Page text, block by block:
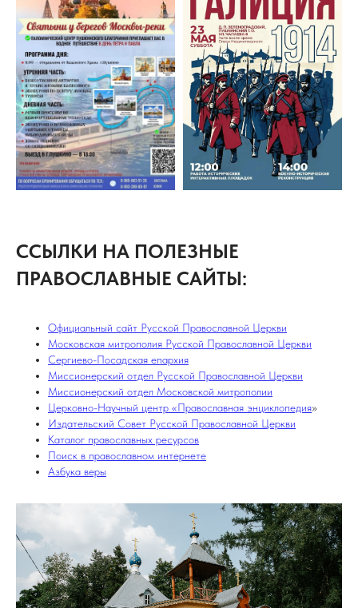
ССЫЛКИ НА ПОЛЕЗНЫЕ
ПРАВОСЛАВНЫЕ САЙТЫ:
Официальный сайт Русской Православной Церкви
Московская митрополия Русской Православной Церкви
Сергиево-Посадская епархия
Миссионерский отдел Русской Православной Церкви
Миссионерский отдел Московской митрополии
Церковно-Научный центр «Православная энциклопедия»
Издательский Совет Русской Православной Церкви
Каталог православных ресурсов
Поиск в православном интернете
Азбука веры